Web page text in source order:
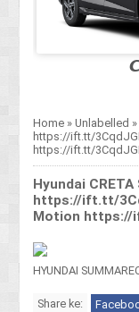
Home »Unlabelled
https://ift.tt/
https://ift.tt/
Hyundai
https://ift.tt/
Motion https://
HYUNDAI
Share ke: